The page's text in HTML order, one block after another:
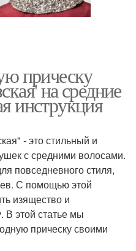
прическу
на средние
инструкция
- это стильный и
с средними волосами.
повседневного стиля,
С помощью этой
изящество и
В этой статье мы
прическу своими